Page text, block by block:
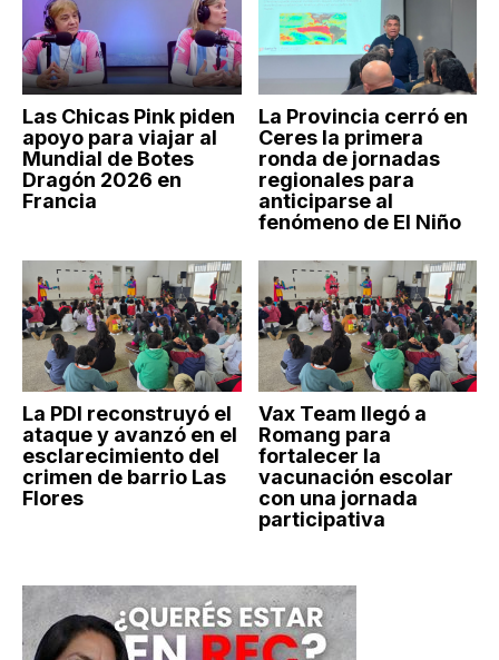
Las Chicas Pink piden
apoyo para viajar al
Mundial de Botes
Dragón 2026 en
Francia
La Provincia cerró en
Ceres la primera
ronda de jornadas
regionales para
anticiparse al
fenómeno de El Niño
La PDI reconstruyó el
ataque y avanzó en el
esclarecimiento del
crimen de barrio Las
Flores
Vax Team llegó a
Romang para
fortalecer la
vacunación escolar
con una jornada
participativa